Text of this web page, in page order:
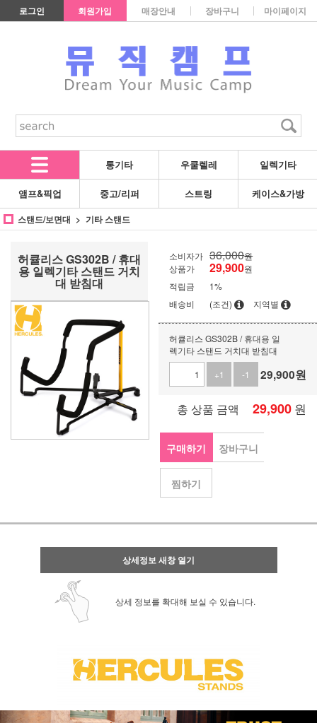
로그인 회원가입 매장안내 장바구니 마이페이지
통기타 우쿨렐레 일렉기타
앰프&픽업 중고/리퍼 스트링 케이스&가방
스탠드/보면대 기타 스탠드
허큘리스 GS302B / 휴대
용 일렉기타 스탠드 거치
대 받침대
소비자가 36,000원
상품가
29,900원
적립금
1%
배송비
(조건) 지역별
허큘리스 GS302B / 휴대용 일
렉기타 스탠드 거치대 받침대
+1
-1 29,900원
총 상품 금액 29,900 원
구매하기 장바구니
찜하기
상세정보 새창 열기
상세 정보를 확대해 보실 수 있습니다.